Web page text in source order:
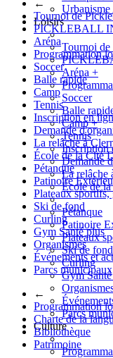
←
Tournoi de
PICKLEBALL
Aréna
Programmation
Soccer
Balle rapide
Camp
Tennis
Inscription en
Demande
La relâche à
École de la Cité
Pétanque
Patinoire
Plateaux sportifs,
Ski de fond
Curling
Gym Santé plus
Organismes
Événements et
Parcs municipaux
←
Programmation
Charte de la
Bibliothèque
Patrimoine
Urbanisme
Loisirs
Tournoi
Aréna +
Soccer
Balle
Camp+
Tennis
Inscription
Demande
La relâche
École de
Pétanque
Patinoire
Plateaux
Ski de fond
Curling
Gym
Parcs
Culture